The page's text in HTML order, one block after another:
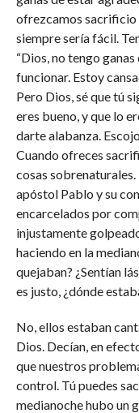
ofrezcamos sacrificio
siempre sería fácil.
“Dios, no tengo
funcionar. Estoy
Pero Dios, sé que tú
eres bueno, y que lo
darte alabanza.
Cuando ofreces
cosas
apóstol Pablo y su
encarcelados por
injustamente
haciendo en la
quejaban? ¿Sentían
es justo, ¿dónde
No, ellos estaban
Dios. Decían, en
que nuestros
control. Tú puedes
medianoche hubo un